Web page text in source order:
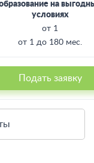
на
условиях
от 1
от 1 до 180 мес.
Подать заявку